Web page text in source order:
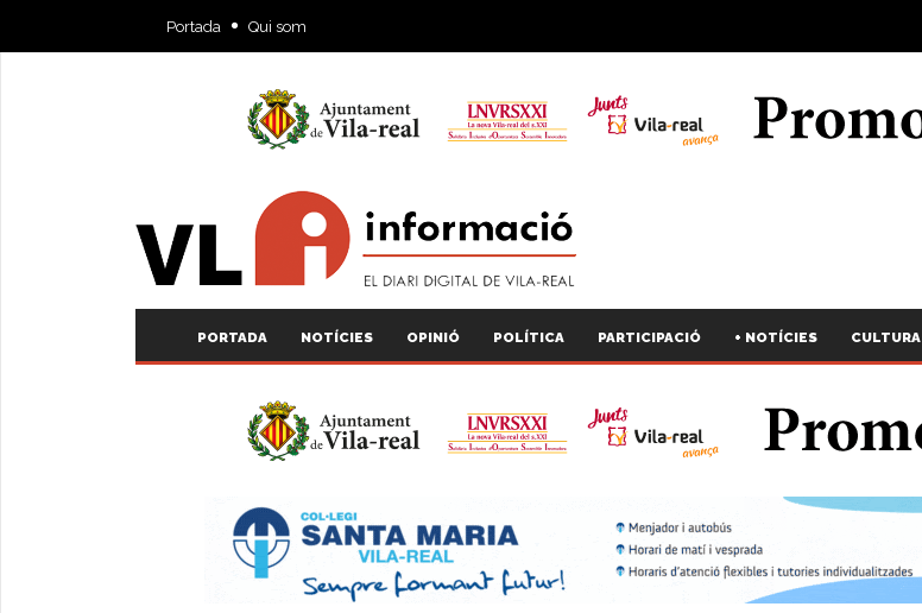
Portada Qui som
PORTADA NOTÍCIES OPINIÓ POLÍTICA PARTICIPACIÓ + NOTÍCIES CULTURA